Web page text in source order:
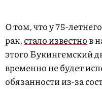
О том, что у 75-
рак,стало известнов
этого Букингемский
временно не будет
обязанности из-за